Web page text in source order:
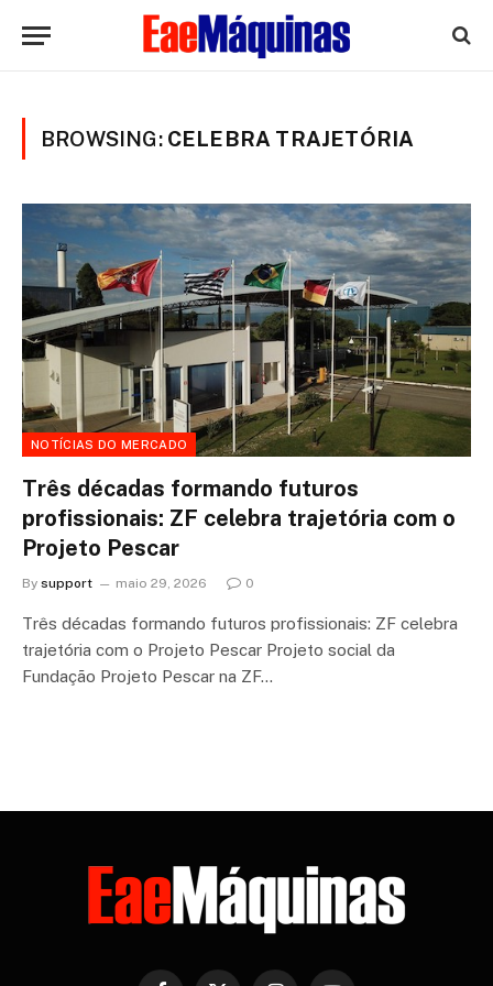
BROWSING: CELEBRA TRAJETÓRIA
NOTÍCIAS DO MERCADO
Três décadas formando futuros
profissionais: ZF celebra trajetória com o
Projeto Pescar
By support maio 29, 2026 0
Três décadas formando futuros profissionais: ZF celebra
trajetória com o Projeto Pescar Projeto social da
Fundação Projeto Pescar na ZF…